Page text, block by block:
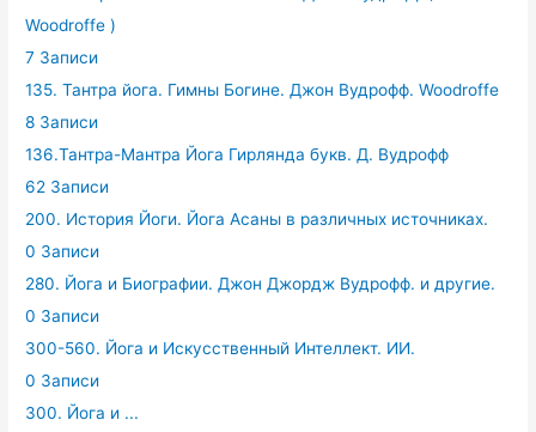
Woodroffe )
7 Записи
135. Тантра йога. Гимны Богине. Джон Вудрофф. Woodroffe
8 Записи
136.Тантра-Мантра Йога Гирлянда букв. Д. Вудрофф
62 Записи
200. История Йоги. Йога Асаны в различных источниках.
0 Записи
280. Йога и Биографии. Джон Джордж Вудрофф. и другие.
0 Записи
300-560. Йога и Искусственный Интеллект. ИИ.
0 Записи
300. Йога и ...